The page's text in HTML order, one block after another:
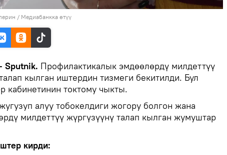
/ Медиабанкка өтүү
Sputnik. Профилактикалык эмдөөлөрдү милдеттүү
кылган иштердин тизмеги бекитилди. Бул
кабинетинин токтому чыкты.
алуу тобокелдиги жогору болгон жана
милдеттүү жүргүзүүнү талап кылган жумуштар
кирди: